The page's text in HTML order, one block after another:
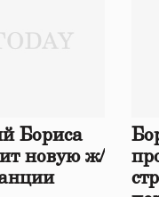
Бориса
новую ж/